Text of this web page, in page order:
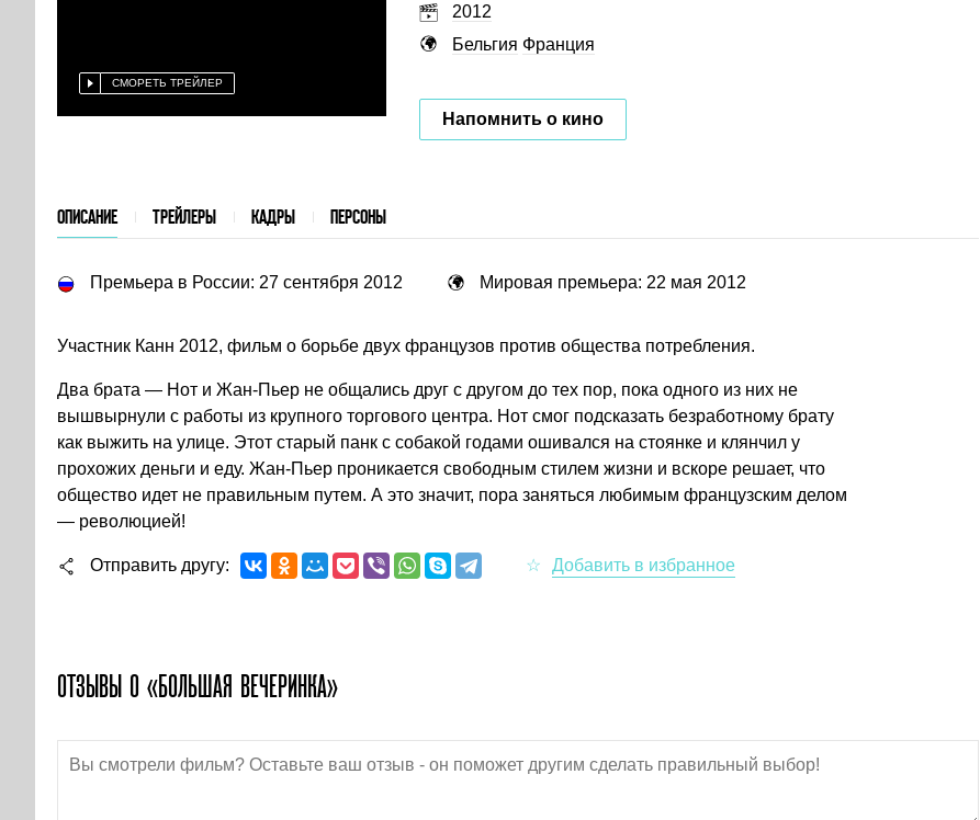
СМОРЕТЬ ТРЕЙЛЕР
2012
Бельгия Франция
Напомнить о кино
ОПИСАНИЕ ТРЕЙЛЕРЫ КАДРЫ ПЕРСОНЫ
Премьера в России: 27 сентября 2012 Мировая премьера: 22 мая 2012
Участник Канн 2012, фильм о борьбе двух французов против общества потребления.
Два брата — Нот и Жан-Пьер не общались друг с другом до тех пор, пока одного из них не
вышвырнули с работы из крупного торгового центра. Нот смог подсказать безработному брату
как выжить на улице. Этот старый панк с собакой годами ошивался на стоянке и клянчил у
прохожих деньги и еду. Жан-Пьер проникается свободным стилем жизни и вскоре решает, что
общество идет не правильным путем. А это значит, пора заняться любимым французским делом
— революцией!
Отправить другу
ОТЗЫВЫ О «БОЛЬШАЯ ВЕЧЕРИНКА»